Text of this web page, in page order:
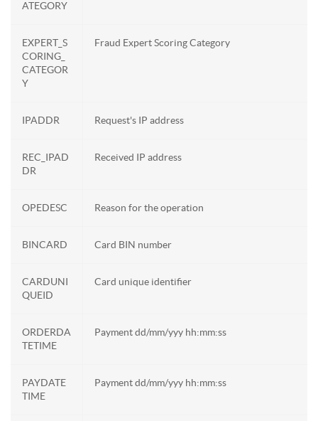
ATEGORY
EXPERT_S
CORING_
CATEGOR
Y
Fraud Expert Scoring Category
IPADDR Request's IP address
REC_IPAD
DR
Received IP address
OPEDESC Reason for the operation
BINCARD Card BIN number
CARDUNI
QUEID
Card unique identifier
ORDERDA
TETIME
Payment dd/mm/yyy hh:mm:ss
PAYDATE
TIME
Payment dd/mm/yyy hh:mm:ss